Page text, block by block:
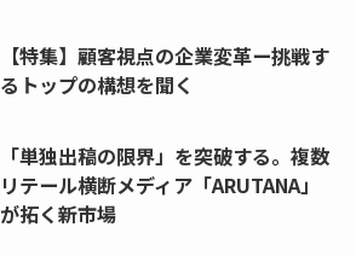
【特集】顧客視点の企業変革ー挑戦す
るトップの構想を聞く
「単独出稿の限界」を突破する。複数
リテール横断メディア「ARUTANA」
が拓く新市場